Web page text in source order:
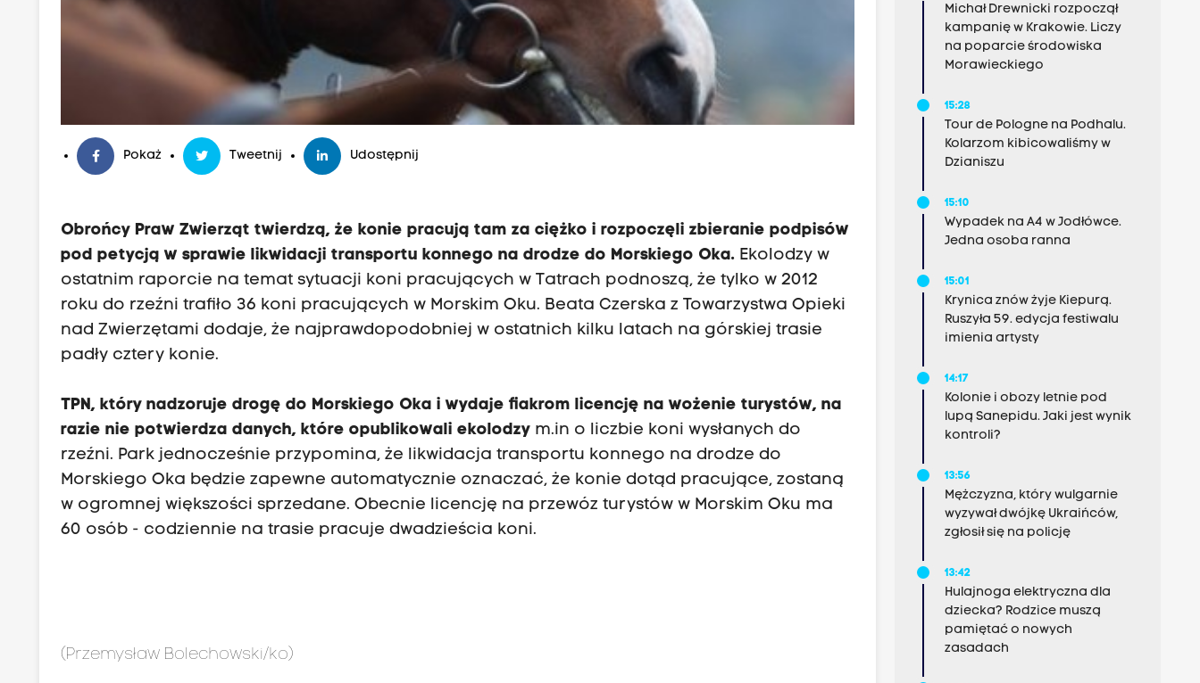
Pokaż Tweetnij Udostępnij
Obrońcy Praw Zwierząt twierdzą, że konie pracują tam za ciężko i rozpoczęli zbieranie podpisów
pod petycją w sprawie likwidacji transportu konnego na drodze do Morskiego Oka. Ekolodzy w
ostatnim raporcie na temat sytuacji koni pracujących w Tatrach podnoszą, że tylko w 2012
roku do rzeźni trafiło 36 koni pracujących w Morskim Oku. Beata Czerska z Towarzystwa Opieki
nad Zwierzętami dodaje, że najprawdopodobniej w ostatnich kilku latach na górskiej trasie
padły cztery konie.
TPN, który nadzoruje drogę do Morskiego Oka i wydaje fiakrom licencję na wożenie turystów, na
razie nie potwierdza danych, które opublikowali ekolodzy m.in o liczbie koni wysłanych do
rzeźni. Park jednocześnie przypomina, że likwidacja transportu konnego na drodze do
Morskiego Oka będzie zapewne automatycznie oznaczać, że konie dotąd pracujące, zostaną
w ogromnej większości sprzedane. Obecnie licencję na przewóz turystów w Morskim Oku ma
60 osób - codziennie na trasie pracuje dwadzieścia koni.
(Przemysław Bolechowski/ko)
Michał Drewnicki rozpoczął
kampanię w Krakowie. Liczy
na poparcie środowiska
Morawieckiego
15:28
Tour de Pologne na Podhalu.
Kolarzom kibicowaliśmy w
Dzianiszu
15:10
Wypadek na A4 w Jodłówce.
Jedna osoba ranna
15:01
Krynica znów żyje Kiepurą.
Ruszyła 59. edycja festiwalu
imienia artysty
14:17
Kolonie i obozy letnie pod
lupą Sanepidu. Jaki jest wynik
kontroli?
13:56
Mężczyzna, który wulgarnie
wyzywał dwójkę Ukraińców,
zgłosił się na policję
13:42
Hulajnoga elektryczna dla
dziecka? Rodzice muszą
pamiętać o nowych
zasadach